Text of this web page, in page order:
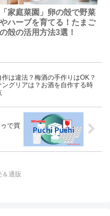
「家庭菜園」卵の殻で野菜
やハーブを育てる！たまご
の殻の活用方法3選！
作は違法？梅酒の手作りはOK？
ングリアは？お酒を自作する時
で買
通販